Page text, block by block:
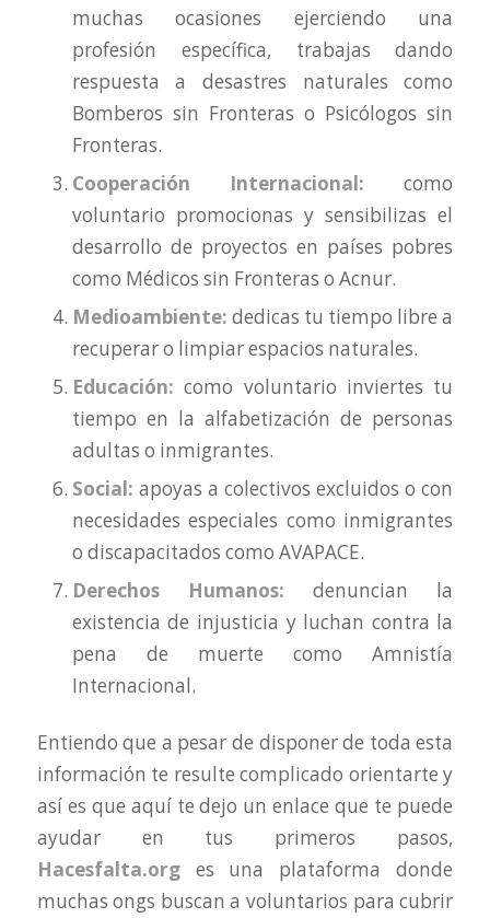
muchas ocasiones ejerciendo una
profesión específica, trabajas dando
respuesta a desastres naturales como
Bomberos sin Fronteras o Psicólogos sin
Fronteras.
Cooperación Internacional: como
voluntario promocionas y sensibilizas el
desarrollo de proyectos en países pobres
como Médicos sin Fronteras o Acnur.
Medioambiente: dedicas tu tiempo libre a
recuperar o limpiar espacios naturales.
Educación: como voluntario inviertes tu
tiempo en la alfabetización de personas
adultas o inmigrantes.
Social: apoyas a colectivos excluidos o con
necesidades especiales como inmigrantes
o discapacitados como AVAPACE.
Derechos Humanos: denuncian la
existencia de injusticia y luchan contra la
pena de muerte como Amnistía
Internacional.
Entiendo que a pesar de disponer de toda esta
información te resulte complicado orientarte y
así es que aquí te dejo un enlace que te puede
ayudar en tus primeros pasos,
Hacesfalta.orges una plataforma donde
muchas ongs buscan a voluntarios para cubrir